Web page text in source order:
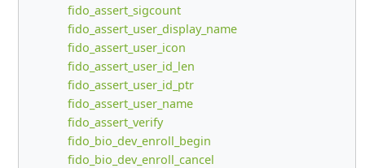
fido_assert_sigcount
fido_assert_user_display_name
fido_assert_user_icon
fido_assert_user_id_len
fido_assert_user_id_ptr
fido_assert_user_name
fido_assert_verify
fido_bio_dev_enroll_begin
fido_bio_dev_enroll_cancel